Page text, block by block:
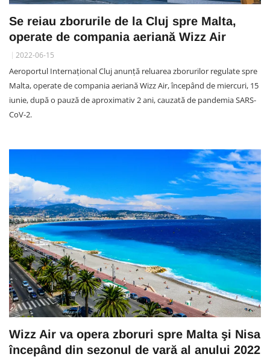
Se reiau zborurile de la Cluj spre Malta,
operate de compania aeriană Wizz Air
2022-06-15
Aeroportul Internațional Cluj anunță reluarea zborurilor regulate spre
Malta, operate de compania aeriană Wizz Air, începând de miercuri, 15
iunie, după o pauză de aproximativ 2 ani, cauzată de pandemia SARS-
CoV-2.
Wizz Air va opera zboruri spre Malta şi Nisa
începând din sezonul de vară al anului 2022